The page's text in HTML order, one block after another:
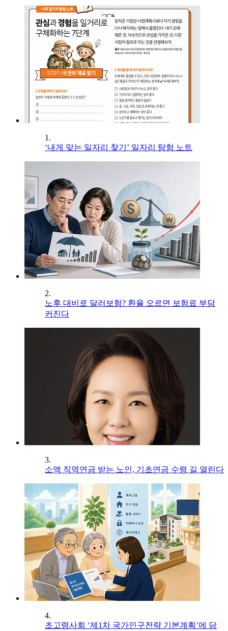
1.
‘내게 맞는 일자리 찾기’ 일자리 탐험 노트
2.
노후 대비로 달러보험? 환율 오르면 보험료 부담
커진다
3.
소액 직역연금 받는 노인, 기초연금 수령 길 열린다
4.
초고령사회 ‘제1차 국가인구전략 기본계획’에 담